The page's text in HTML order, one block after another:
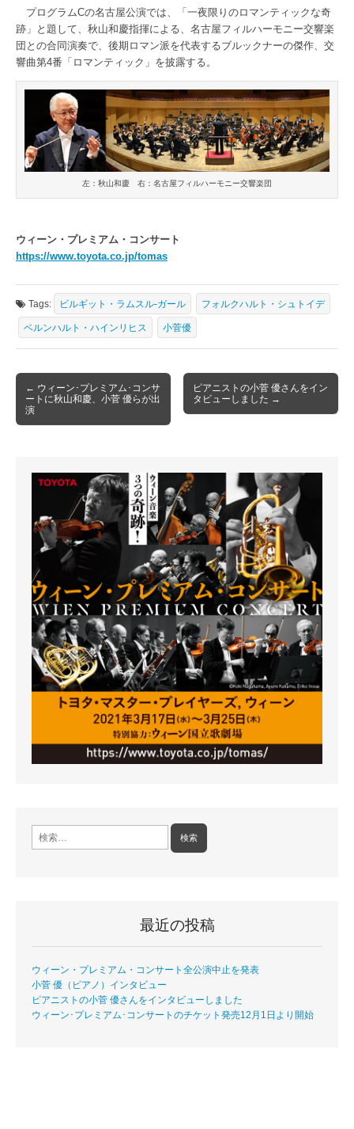
プログラムCの名古屋公演では、「一夜限りのロマンティックな奇
跡」と題して、秋山和慶指揮による、名古屋フィルハーモニー交響楽
団との合同演奏で、後期ロマン派を代表するブルックナーの傑作、交
響曲第4番「ロマンティック」を披露する。
左：秋山和慶 右：名古屋フィルハーモニー交響楽団
ウィーン・プレミアム・コンサート
https://www.toyota.co.jp/tomas
Tags: ビルギット・ラムスル-ガール フォルクハルト・シュトイデ
ベルンハルト・ハインリヒス 小菅優
Post
navigation
← ウィーン･プレミアム･コンサ
ートに秋山和慶、小菅 優らが出
演
ピアニストの小菅 優さんをイン
タビューしました →
索:
最近の投稿
ウィーン・プレミアム・コンサート全公演中止を発表
小菅 優（ピアノ）インタビュー
ピアニストの小菅 優さんをインタビューしました
ウィーン･プレミアム･コンサートのチケット発売12月1日より開始